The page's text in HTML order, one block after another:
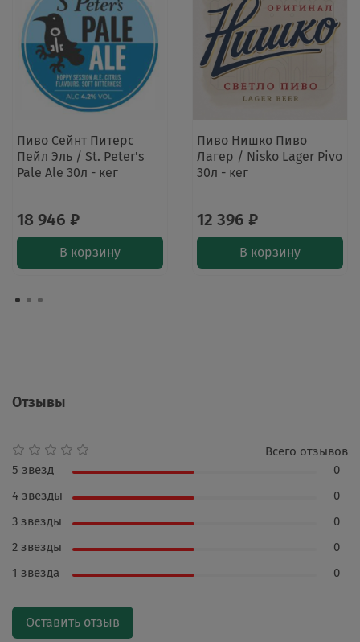
Пиво Сейнт Питерс
Пейл Эль / St. Peter's
Pale Ale 30л - кег
18 946 ₽
В корзину
Пиво Нишко Пиво
Лагер / Nisko Lager Pivo
30л - кег
12 396 ₽
В корзину
Отзывы
Всего отзывов
5 звезд
0
4 звезды
0
3 звезды
0
2 звезды
0
1 звезда
0
Оставить отзыв